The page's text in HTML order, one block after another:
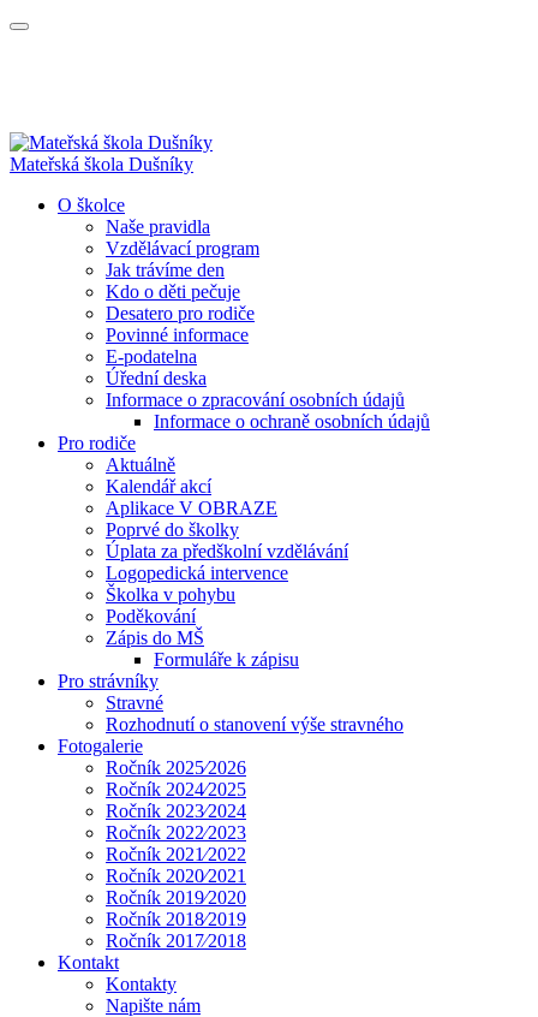
Mateřská škola Dušníky
O školce
Naše pravidla
Vzdělávací program
Jak trávíme den
Kdo o děti pečuje
Desatero pro rodiče
Povinné informace
E-podatelna
Úřední deska
Informace o zpracování osobních údajů
Informace o ochraně osobních údajů
Pro rodiče
Aktuálně
Kalendář akcí
Aplikace V OBRAZE
Poprvé do školky
Úplata za předškolní vzdělávání
Logopedická intervence
Školka v pohybu
Poděkování
Zápis do MŠ
Formuláře k zápisu
Pro strávníky
Stravné
Rozhodnutí o stanovení výše stravného
Fotogalerie
Ročník 2025⁄2026
Ročník 2024⁄2025
Ročník 2023⁄2024
Ročník 2022⁄2023
Ročník 2021⁄2022
Ročník 2020⁄2021
Ročník 2019⁄2020
Ročník 2018⁄2019
Ročník 2017⁄2018
Kontakt
Kontakty
Napište nám